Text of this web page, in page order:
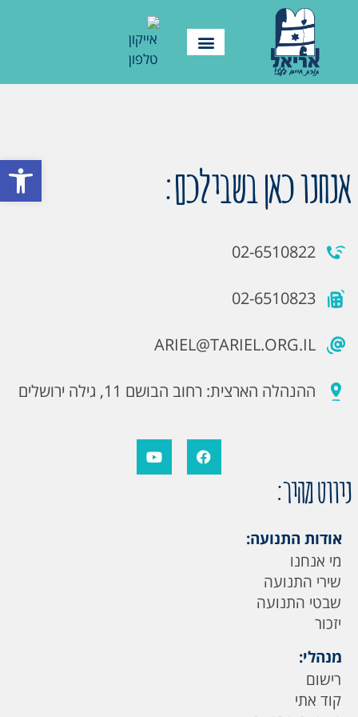
פתח אנחנו כאן בשבילכם:
02-6510822
02-6510823
ARIEL@TARIEL.ORG.IL
ההנהלה הארצית: רחוב הבושם 11, גילה ירושלים
ניווט מהיר:
אודות התנועה:
מי אנחנו
שירי התנועה
שבטי התנועה
יזכור
מנהלי:
רישום
קוד אתי